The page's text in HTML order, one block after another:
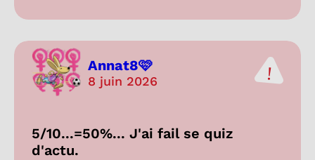
Annat8🩷
8 juin 2026
5/10...=50%... J'ai fail se quiz
d'actu.